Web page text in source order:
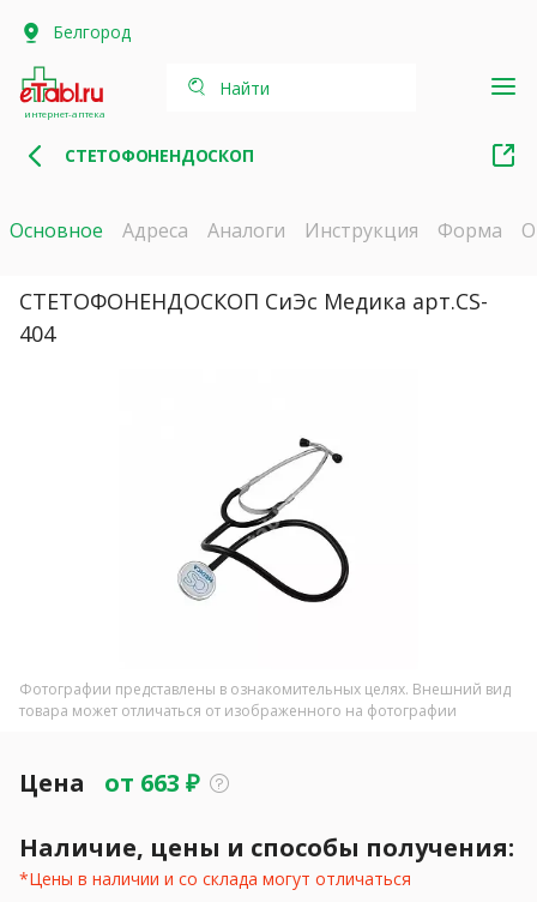
Белгород
интернет-аптека
Найти
СТЕТОФОНЕНДОСКОП
Основное Адреса Аналоги Инструкция Форма
СТЕТОФОНЕНДОСКОП СиЭс Медика арт.CS-
404
Фотографии представлены в ознакомительных целях. Внешний вид
товара может отличаться от изображенного на фотографии
Цена от 663 ₽
Наличие, цены и способы получения:
*Цены в наличии и со склада могут отличаться